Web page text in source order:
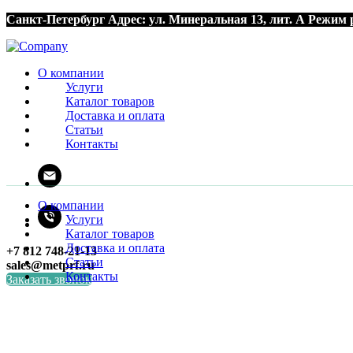
Санкт-Петербург Адрес: ул. Минеральная 13, лит. А Режим
О компании
Услуги
Каталог товаров
Доставка и оплата
Статьи
Контакты
+7 812 748-21-13
sales@metprf.ru
Заказать звонок
О компании
Услуги
Каталог товаров
Доставка и оплата
Статьи
Контакты